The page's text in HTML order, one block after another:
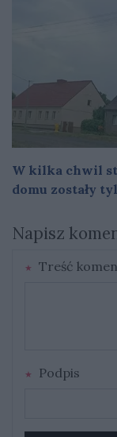
W kilka chwil
domu zostały
Napisz
Treść
Podpis